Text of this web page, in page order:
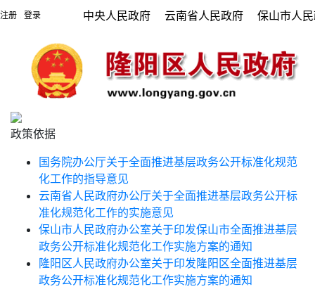
注册 登录 中央人民政府 云南省人民政府 保山市人
政策依据
国务院办公厅关于全面推进基层政务公开标准化规范
化工作的指导意见
云南省人民政府办公厅关于全面推进基层政务公开标
准化规范化工作的实施意见
保山市人民政府办公室关于印发保山市全面推进基层
政务公开标准化规范化工作实施方案的通知
隆阳区人民政府办公室关于印发隆阳区全面推进基层
政务公开标准化规范化工作实施方案的通知